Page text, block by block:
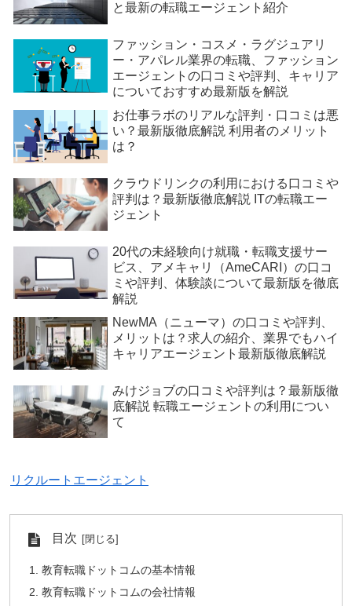
と最新の転職エージェント紹介
ファッション・コスメ・ラグジュアリ
ー・アパレル業界の転職、ファッション
エージェントの口コミや評判、キャリア
についておすすめ最新版を解説
お仕事ラボのリアルな評判・口コミは悪
い？最新版徹底解説 利用者のメリット
は？
クラウドリンクの利用における口コミや
評判は？最新版徹底解説 ITの転職エー
ジェント
20代の未経験向け就職・転職支援サー
ビス、アメキャリ（AmeCARI）の口コ
ミや評判、体験談について最新版を徹底
解説
NewMA（ニューマ）の口コミや評判、
メリットは？求人の紹介、業界でもハイ
キャリアエージェント最新版徹底解説
みけジョブの口コミや評判は？最新版徹
底解説 転職エージェントの利用につい
て
リクルートエージェント
目次
教育転職ドットコムの基本情報
教育転職ドットコムの会社情報